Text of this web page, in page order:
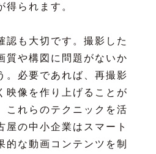
得られます。
認も大切です。撮影した
質や構図に問題がないか
。必要であれば、再撮影
映像を作り上げることが
これらのテクニックを活
屋の中小企業はスマート
的な動画コンテンツを制